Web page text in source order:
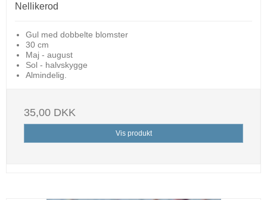
Nellikerod
Gul med dobbelte blomster
30 cm
Maj - august
Sol - halvskygge
Almindelig.
35,00 DKK
Vis produkt